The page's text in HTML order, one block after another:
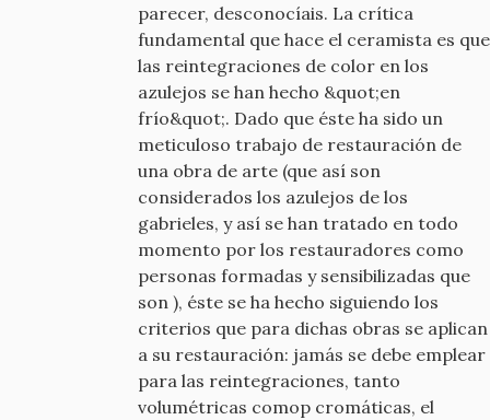
parecer, desconocíais. La crítica
fundamental que hace el ceramista es que
las reintegraciones de color en los
azulejos se han hecho &quot;en
frío&quot;. Dado que éste ha sido un
meticuloso trabajo de restauración de
una obra de arte (que así son
considerados los azulejos de los
gabrieles, y así se han tratado en todo
momento por los restauradores como
personas formadas y sensibilizadas que
son ), éste se ha hecho siguiendo los
criterios que para dichas obras se aplican
a su restauración: jamás se debe emplear
para las reintegraciones, tanto
volumétricas comop cromáticas, el